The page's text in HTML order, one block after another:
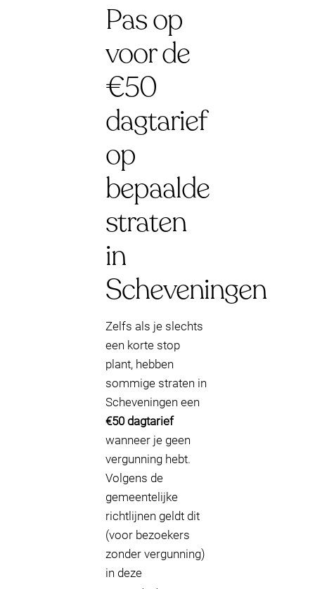
Pas op
voor de
€50
dagtarief
op
bepaalde
straten
in
Scheveningen
Zelfs als je slechts
een korte stop
plant, hebben
sommige straten in
Scheveningen een
€50 dagtarief
wanneer je geen
vergunning hebt.
Volgens de
gemeentelijke
richtlijnen geldt dit
(voor bezoekers
zonder vergunning)
in deze